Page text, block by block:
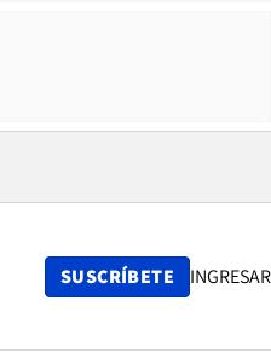
SUSCRÍBETE INGRESAR